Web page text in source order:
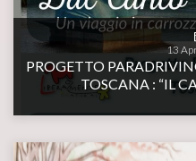
13
PROGETTO
TOSCANA : “IL